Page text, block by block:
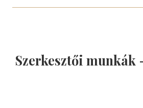
Szerkesztői munkák